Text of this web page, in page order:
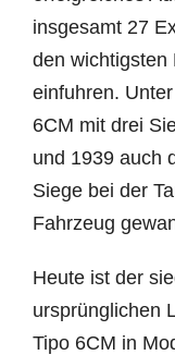
insgesamt 27
den wichtigsten
einfuhren.
6CM mit drei
und 1939 auch
Siege bei der
Fahrzeug
Heute ist der
ursprünglichen
Tipo 6CM in